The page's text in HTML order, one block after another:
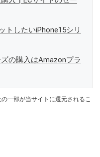
トしたいiPhone15シリ
の購入はAmazonプラ
一部が当サイトに還元されるこ